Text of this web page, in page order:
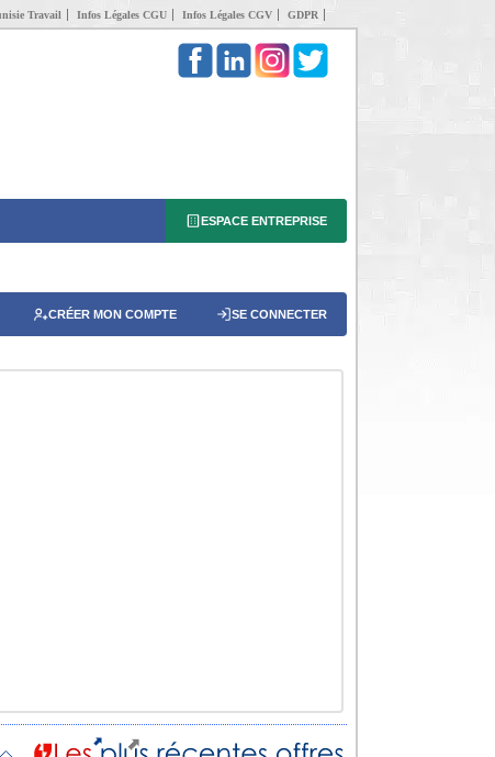
Travail Infos Légales CGU Infos Légales CGV GDPR
ESPACE ENTREPRISE
CRÉER MON COMPTE SE CONNECTER